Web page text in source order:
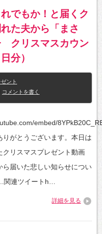
でもか！と届くク
た夫から「まさ
クリスマスカウン
分）
ント
コメントを書く
embed/
りがとうございます。本日は
クリスマスプレゼント動画
ら届いた悲しい知らせについ
関連ツイートh…
詳細を見る